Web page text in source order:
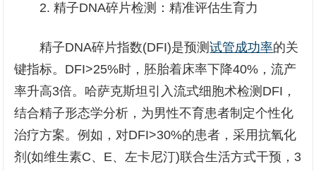
2. 精子DNA碎片检测：精准评估生育力
精子DNA碎片指数(DFI)是预测试管成功率的关
键指标。DFI>25%时，胚胎着床率下降40%，流产
率升高3倍。哈萨克斯坦引入流式细胞术检测DFI，
结合精子形态学分析，为男性不育患者制定个性化
治疗方案。例如，对DFI>30%的患者，采用抗氧化
剂(如维生素C、E、左卡尼汀)联合生活方式干预，3